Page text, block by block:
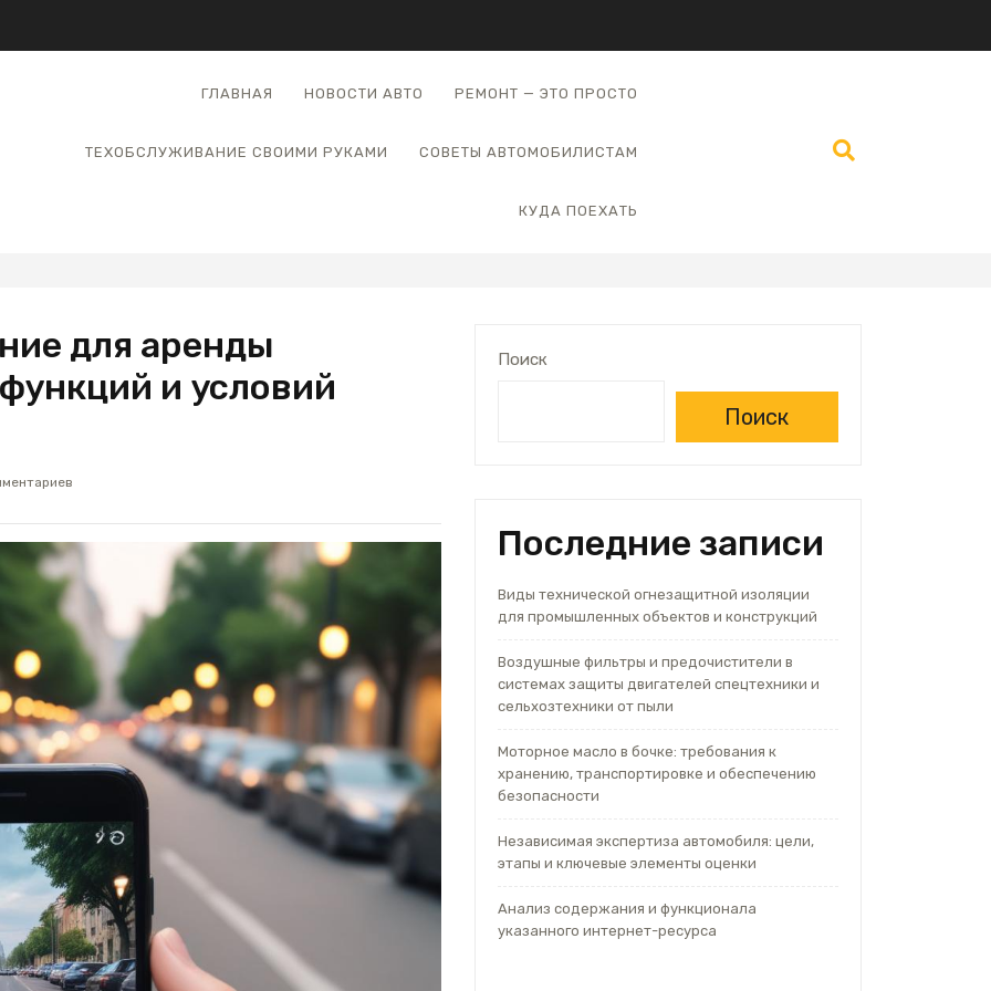
ГЛАВНАЯ НОВОСТИ АВТО РЕМОНТ — ЭТО ПРОСТО
ТЕХОБСЛУЖИВАНИЕ СВОИМИ РУКАМИ СОВЕТЫ АВТОМОБИЛИСТАМ
КУДА ПОЕХАТЬ
для аренды
и условий
Поиск
Поиск
Последние записи
Виды технической огнезащитной изоляции
для промышленных объектов и конструкций
Воздушные фильтры и предочистители в
системах защиты двигателей спецтехники и
сельхозтехники от пыли
Моторное масло в бочке: требования к
хранению, транспортировке и обеспечению
безопасности
Независимая экспертиза автомобиля: цели,
этапы и ключевые элементы оценки
Анализ содержания и функционала
указанного интернет-ресурса